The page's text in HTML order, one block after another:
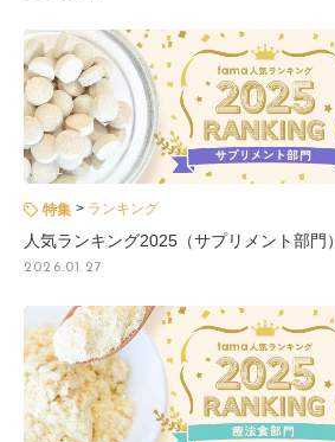
特集 ランキング
人気ランキング2025（サプリメント部門）
2026.01.27